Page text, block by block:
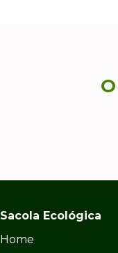
Sacola Ecológica
Home